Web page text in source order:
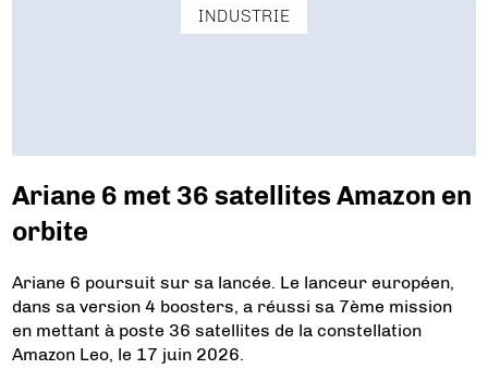
INDUSTRIE
Ariane 6 met 36 satellites Amazon en
orbite
Ariane 6 poursuit sur sa lancée. Le lanceur européen,
dans sa version 4 boosters, a réussi sa 7ème mission
en mettant à poste 36 satellites de la constellation
Amazon Leo, le 17 juin 2026.